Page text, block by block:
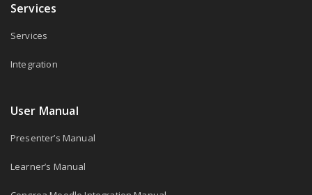
Services
Services
Integration
User Manual
Presenter’s Manual
Learner’s Manual